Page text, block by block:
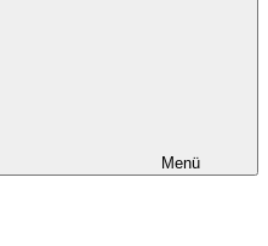
Menü